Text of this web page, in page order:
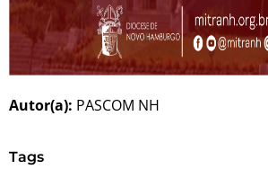
Autor(a): PASCOM NH
Tags